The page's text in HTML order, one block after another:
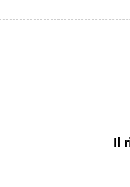
Il